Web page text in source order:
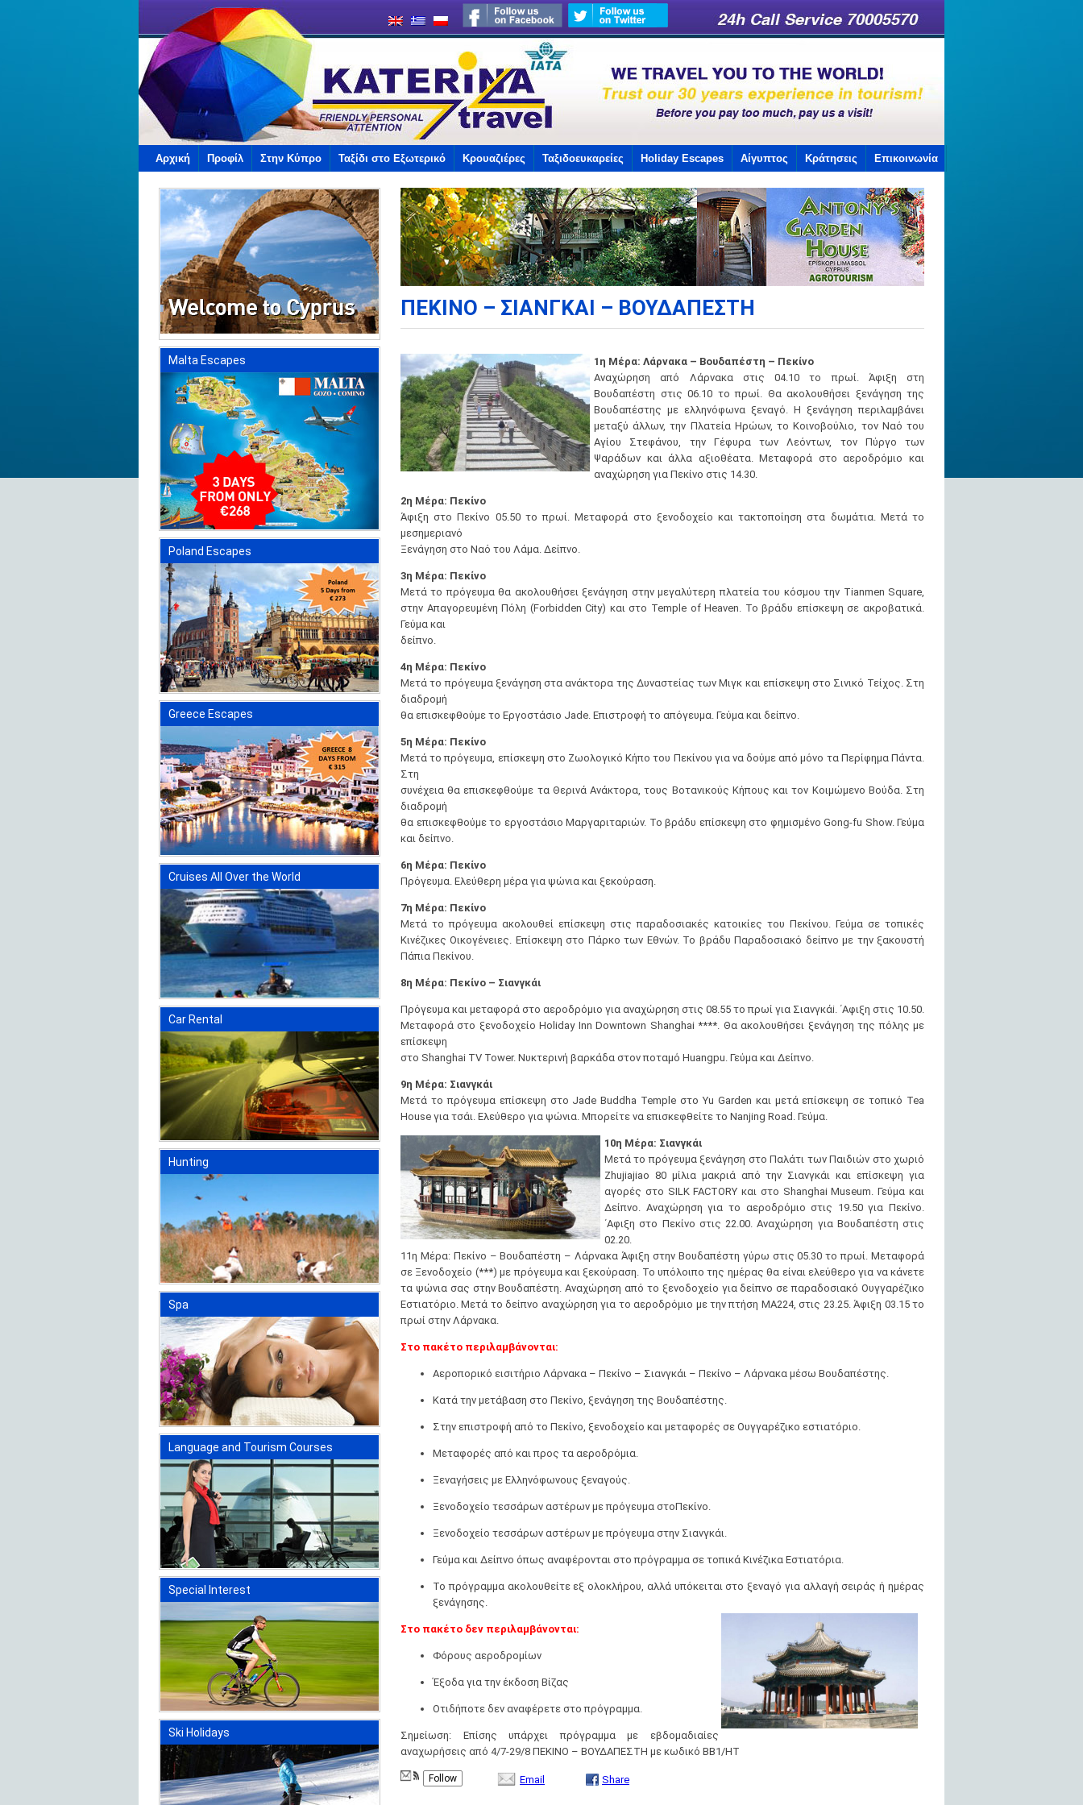
Αρχική Προφίλ Στην Κύπρο Ταξίδι στο Εξωτερικό Κρουαζιέρες Ταξιδοευκαρείες Holiday Escapes Αίγυπτος Κράτησεις Επικοινωνία
Malta Escapes
Poland Escapes
Greece Escapes
Cruises All Over the World
Car Rental
Hunting
Spa
Language and Tourism Courses
Special Interest
Ski Holidays
ΠΕΚΙΝΟ – ΣΙΑΝΓΚΑΙ – ΒΟΥΔΑΠΕΣΤΗ
1η Μέρα: Λάρνακα – Βουδαπέστη – Πεκίνο
Αναχώρηση από Λάρνακα στις 04.10 το πρωί. Άφιξη στη
Βουδαπέστη στις 06.10 το πρωί. Θα ακολουθήσει ξενάγηση της
Βουδαπέστης με ελληνόφωνα ξεναγό. Η ξενάγηση περιλαμβάνει
μεταξύ άλλων, την Πλατεία Ηρώων, το Κοινοβούλιο, τον Ναό του
Αγίου Στεφάνου, την Γέφυρα των Λεόντων, τον Πύργο των
Ψαράδων και άλλα αξιοθέατα. Μεταφορά στο αεροδρόμιο και
αναχώρηση για Πεκίνο στις 14.30.
2η Μέρα: Πεκίνο
Άφιξη στο Πεκίνο 05.50 το πρωί. Μεταφορά στο ξενοδοχείο και τακτοποίηση στα δωμάτια. Μετά το
μεσημεριανό
Ξενάγηση στο Ναό του Λάμα. Δείπνο.
3η Μέρα: Πεκίνο
Μετά το πρόγευμα θα ακολουθήσει ξενάγηση στην μεγαλύτερη πλατεία του κόσμου την Tianmen Square,
στην Απαγορευμένη Πόλη (Forbidden City) και στο Temple of Heaven. Το βράδυ επίσκεψη σε ακροβατικά.
Γεύμα και
δείπνο.
4η Μέρα: Πεκίνο
Μετά το πρόγευμα ξενάγηση στα ανάκτορα της Δυναστείας των Μιγκ και επίσκεψη στο Σινικό Τείχος. Στη
διαδρομή
θα επισκεφθούμε το Εργοστάσιο Jade. Επιστροφή το απόγευμα. Γεύμα και δείπνο.
5η Μέρα: Πεκίνο
Μετά το πρόγευμα, επίσκεψη στο Ζωολογικό Κήπο του Πεκίνου για να δούμε από μόνο τα Περίφημα Πάντα.
Στη
συνέχεια θα επισκεφθούμε τα Θερινά Ανάκτορα, τους Βοτανικούς Κήπους και τον Κοιμώμενο Βούδα. Στη
διαδρομή
θα επισκεφθούμε το εργοστάσιο Μαργαριταριών. To βράδυ επίσκεψη στο φημισμένο Gong-fu Show. Γεύμα
και δείπνο.
6η Μέρα: Πεκίνο
Πρόγευμα. Ελεύθερη μέρα για ψώνια και ξεκούραση.
7η Μέρα: Πεκίνο
Μετά το πρόγευμα ακολουθεί επίσκεψη στις παραδοσιακές κατοικίες του Πεκίνου. Γεύμα σε τοπικές
Κινέζικες Οικογένειες. Επίσκεψη στο Πάρκο των Εθνών. Το βράδυ Παραδοσιακό δείπνο με την ξακουστή
Πάπια Πεκίνου.
8η Μέρα: Πεκίνο – Σιανγκάι
Πρόγευμα και μεταφορά στο αεροδρόμιο για αναχώρηση στις 08.55 το πρωί για Σιανγκάi. ΄Αφιξη στις 10.50.
Μεταφορά στο ξενοδοχείο Holiday Inn Downtown Shanghai ****. Θα ακολουθήσει ξενάγηση της πόλης με
επίσκεψη
στο Shanghai TV Tower. Νυκτερινή βαρκάδα στον ποταμό Huangpu. Γεύμα και Δείπνο.
9η Μέρα: Σιανγκάι
Μετά το πρόγευμα επίσκεψη στο Jade Buddha Temple στο Yu Garden και μετά επίσκεψη σε τοπικό Tea
House για τσάι. Ελεύθερο για ψώνια. Μπορείτε να επισκεφθείτε το Nanjing Road. Γεύμα.
10η Μέρα: Σιανγκάι
Μετά το πρόγευμα ξενάγηση στο Παλάτι των Παιδιών στο χωριό
Zhujiajiao 80 μίλια μακριά από την Σιανγκάι και επίσκεψη για
αγορές στο SILK FACTORY και στο Shanghai Museum. Γεύμα και
Δείπνο. Αναχώρηση για το αεροδρόμιο στις 19.50 για Πεκίνο.
΄Αφιξη στο Πεκίνο στις 22.00. Αναχώρηση για Βουδαπέστη στις
02.20.
11η Μέρα: Πεκίνο – Βουδαπέστη – Λάρνακα Άφιξη στην Βουδαπέστη γύρω στις 05.30 το πρωί. Μεταφορά
σε Ξενοδοχείο (***) με πρόγευμα και ξεκούραση. Το υπόλοιπο της ημέρας θα είναι ελεύθερο για να κάνετε
τα ψώνια σας στην Βουδαπέστη. Αναχώρηση από το ξενοδοχείο για δείπνο σε παραδοσιακό Ουγγαρέζικο
Εστιατόριο. Μετά το δείπνο αναχώρηση για το αεροδρόμιο με την πτήση ΜΑ224, στις 23.25. Άφιξη 03.15 το
πρωί στην Λάρνακα.
Στο πακέτο περιλαμβάνονται:
Αεροπορικό εισιτήριο Λάρνακα – Πεκίνο – Σιανγκάι – Πεκίνο – Λάρνακα μέσω Βουδαπέστης.
Κατά την μετάβαση στο Πεκίνο, ξενάγηση της Βουδαπέστης.
Στην επιστροφή από το Πεκίνο, ξενοδοχείο και μεταφορές σε Ουγγαρέζικο εστιατόριο.
Μεταφορές από και προς τα αεροδρόμια.
Ξεναγήσεις με Ελληνόφωνους ξεναγούς.
Ξενοδοχείο τεσσάρων αστέρων με πρόγευμα στοΠεκίνο.
Ξενοδοχείο τεσσάρων αστέρων με πρόγευμα στην Σιανγκάι.
Γεύμα και Δείπνο όπως αναφέρονται στο πρόγραμμα σε τοπικά Κινέζικα Εστιατόρια.
Το πρόγραμμα ακολουθείτε εξ ολοκλήρου, αλλά υπόκειται στο ξεναγό για αλλαγή σειράς ή ημέρας
ξενάγησης.
Στο πακέτο δεν περιλαμβάνονται:
Φόρους αεροδρομίων
Έξοδα για την έκδοση Βίζας
Οτιδήποτε δεν αναφέρετε στο πρόγραμμα.
Σημείωση: Επίσης υπάρχει πρόγραμμα με εβδομαδιαίες
αναχωρήσεις από 4/7-29/8 ΠΕΚΙΝΟ – ΒΟΥΔΑΠΕΣΤΗ με κωδικό BB1/HT
Follow Email Share